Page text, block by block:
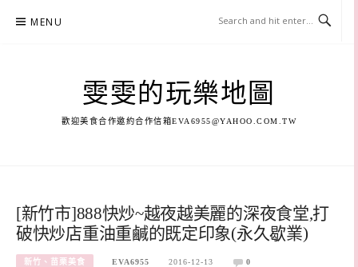
MENU
雯雯的玩樂地圖
歡迎美食合作邀約合作信箱EVA6955@YAHOO.COM.TW
[新竹市]888快炒~越夜越美麗的深夜食堂,打
破快炒店重油重鹹的既定印象(永久歇業)
新竹、苗栗美食 EVA6955 2016-12-13 0